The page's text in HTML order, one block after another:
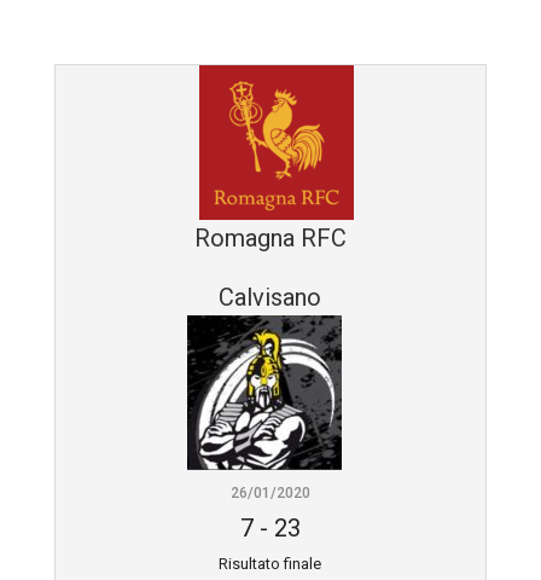
Romagna RFC
Calvisano
26/01/2020
7- 23
Risultato finale